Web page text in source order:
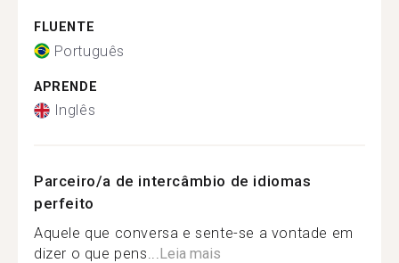
FLUENTE
Português
APRENDE
Inglês
Parceiro/a de intercâmbio de idiomas
perfeito
Aquele que conversa e sente-se a vontade em
dizer o que pens...Leia mais